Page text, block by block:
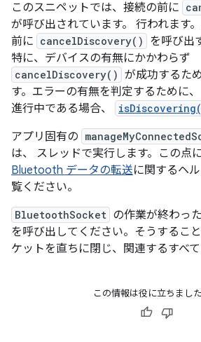
このスニペットでは、接続の前に
が呼び出されています。 行われます
前に cancelDiscovery()
を呼び出
特に、デバイスの有無にかかわらず
cancelDiscovery() が成功するた
す。エラーの有無を判定するために
進行中である場合、
アプリ固有の
は、 スレッドで実行します。この点
Bluetooth データの転送に関するヘ
覧ください。
BluetoothSocket の作業が終わっ
を呼び出してください。そうするこ
ケットを直ちに閉じ、関連するすべて
この情報は役に立ちまし